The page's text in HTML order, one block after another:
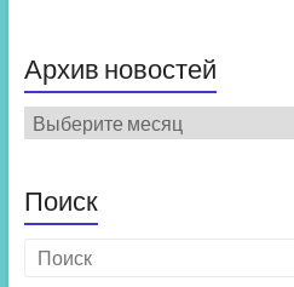
Архив новостей
Архив
новостей
Поиск